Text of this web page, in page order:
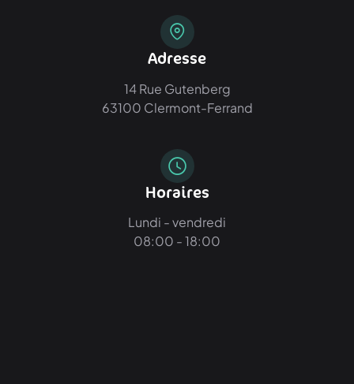
Adresse
14 Rue Gutenberg
63100 Clermont-Ferrand
Horaires
Lundi - vendredi
08:00 - 18:00